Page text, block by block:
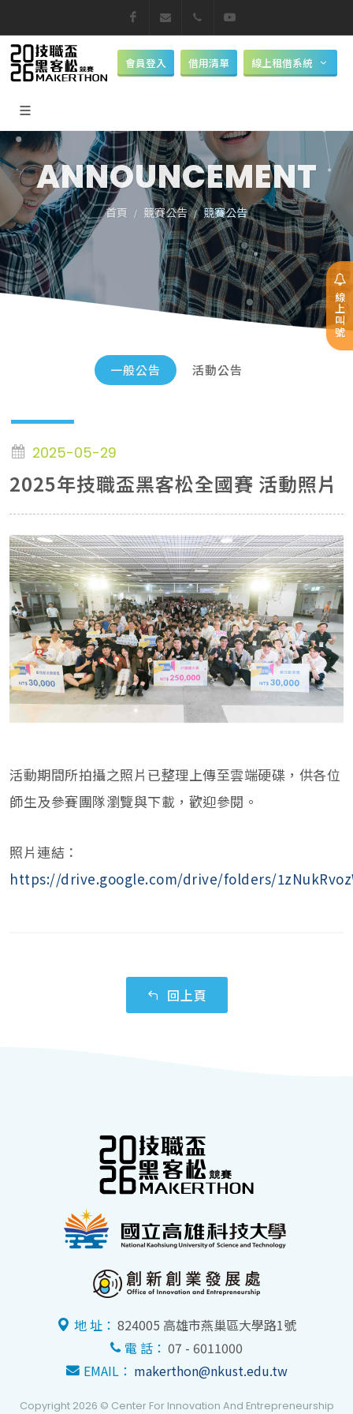
線上叫號
Facebookmakerthon@nkust.edu.tw
07-6011000
會員登入 借用清單 線上租借系統
ANNOUNCEMENT
首頁 競賽公告 競賽公告
一般公告 活動公告
2025-05-29
2025年技職盃黑客松全國賽 活動照片
活動期間所拍攝之照片已整理上傳至雲端硬碟，供各位
師生及參賽團隊瀏覽與下載，歡迎參閱。
照片連結：
https://drive.google.com/drive/folders/
回上頁
地 址： 824005 高雄市燕巢區大學路1號
電 話： 07 - 6011000
EMAIL： makerthon@nkust.edu.tw
Copyright 2026 © Center For Innovation And Entrepreneurship